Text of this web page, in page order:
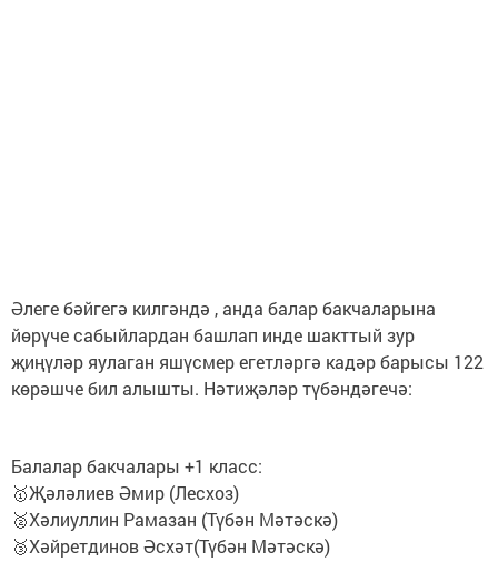
Әлеге бәйгегә килгәндә , анда балар бакчаларына
йөрүче сабыйлардан башлап инде шакттый зур
җиңүләр яулаган яшүсмер егетләргә кадәр барысы 122
көрәшче бил алышты. Нәтиҗәләр түбәндәгечә:
Балалар бакчалары +1 класс:
🥇Җәләлиев Әмир (Лесхоз)
🥈Хәлиуллин Рамазан (Түбән Мәтәскә)
🥉Хәйретдинов Әсхәт(Түбән Мәтәскә)